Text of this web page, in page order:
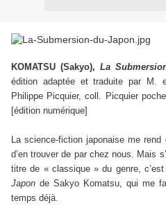
KOMATSU (Sakyo),La
édition adaptée et traduite par M.
Philippe Picquier, coll. Picquier
[édition numérique]
La science-fiction japonaise me
d’en trouver de par chez nous. Mais
titre de « classique » du genre,
Japon de Sakyo Komatsu, qui me
temps déjà.